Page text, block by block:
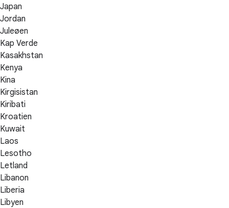
Japan
Jordan
Juleøen
Kap Verde
Kasakhstan
Kenya
Kina
Kirgisistan
Kiribati
Kroatien
Kuwait
Laos
Lesotho
Letland
Libanon
Liberia
Libyen